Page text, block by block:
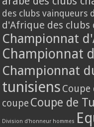
des clubs vainqueurs
d'Afrique des clubs
Championnat
Championnat
Championnat
tunisiens Coupe
coupe Coupe de
Division d'honneur hommes